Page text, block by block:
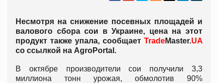
Несмотря на снижение посевных площадей и
валового сбора сои в Украине, цена на этот
продукт также упала, сообщает TradeMaster.UA
со ссылкой на AgroPortal.
В октябре производители сои получили 3,3
миллиона тонн урожая, обмолотив 90%